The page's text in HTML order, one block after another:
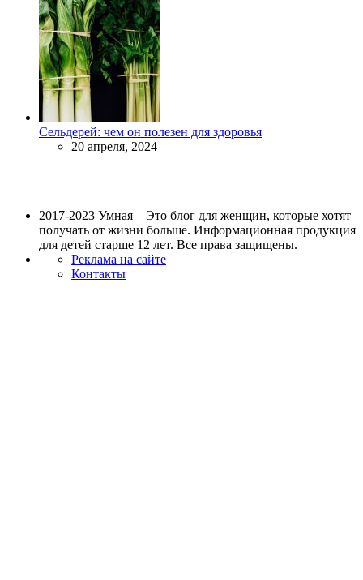
Сельдерей: чем он полезен для здоровья
20 апреля, 2024
2017-2023 Умная – Это блог для женщин, которые хотят
получать от жизни больше. Информационная продукция
для детей старше 12 лет. Все права защищены.
Реклама на сайте
Контакты